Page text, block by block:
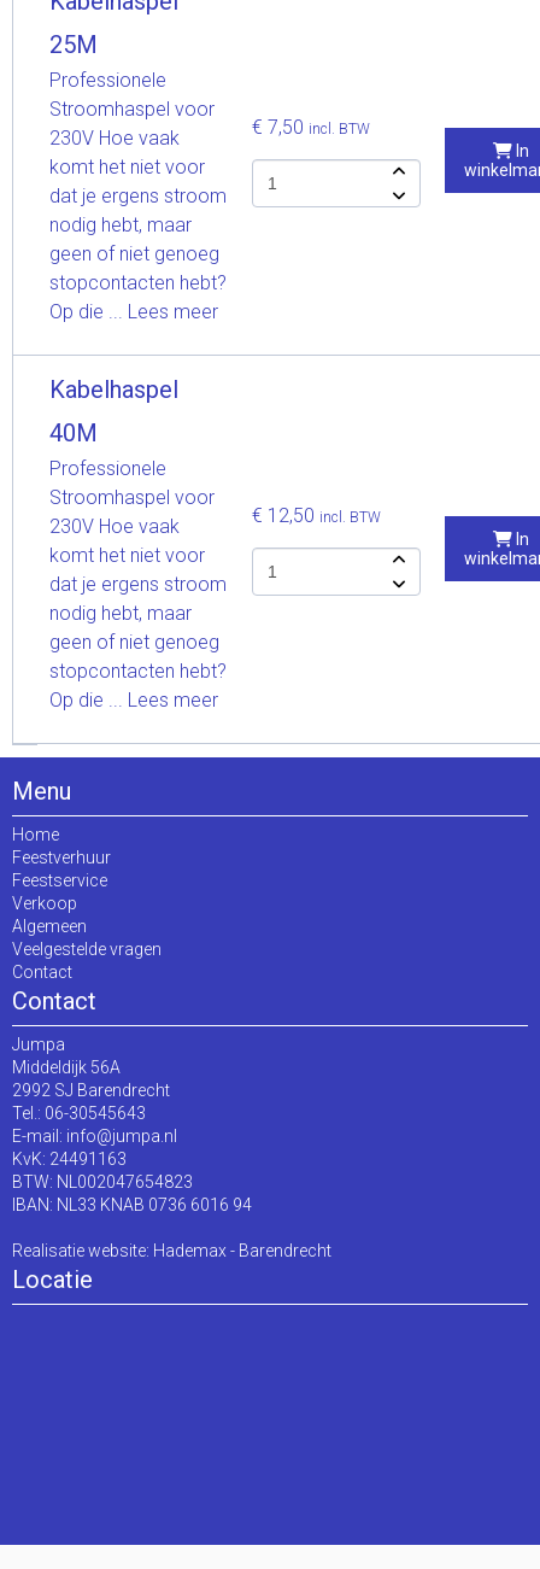
25M
Professionele
Stroomhaspel voor
230V Hoe vaak
komt het niet voor
dat je ergens stroom
nodig hebt, maar
geen of niet genoeg
stopcontacten hebt?
Op die ... Lees meer
€ 7,50 incl. BTW
In
Kabelhaspel
40M
Professionele
Stroomhaspel voor
230V Hoe vaak
komt het niet voor
dat je ergens stroom
nodig hebt, maar
geen of niet genoeg
stopcontacten hebt?
Op die ... Lees meer
€ 12,50 incl. BTW
In
Menu
Home
Feestverhuur
Feestservice
Verkoop
Algemeen
Veelgestelde vragen
Contact
Contact
Jumpa
Middeldijk 56A
2992 SJ Barendrecht
Tel.: 06-30545643
E-mail: info@jumpa.nl
KvK: 24491163
BTW: NL002047654823
IBAN: NL33 KNAB 0736 6016 94
Realisatie website: Hademax - Barendrecht
Locatie